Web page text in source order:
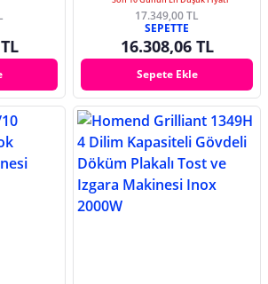
17.349,00 TL
SEPETTE
16.308,06 TL
Sepete Ekle